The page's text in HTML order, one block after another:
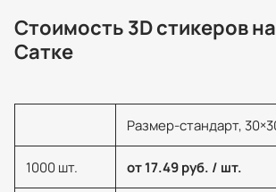
Стоимость 3D стикеров
Сатке
Размер-стандарт,
1000 шт. от 17.49 руб. / шт.